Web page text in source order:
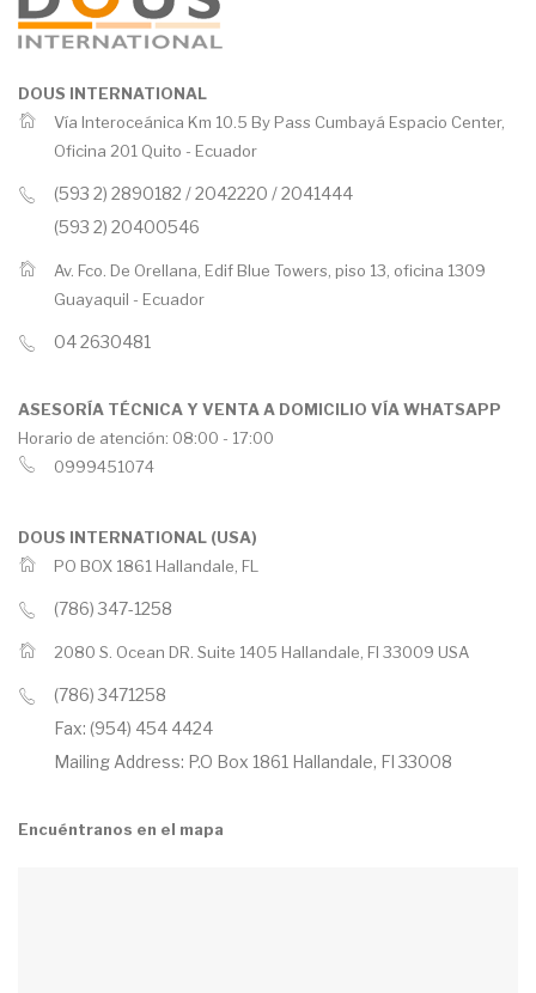
DOUS INTERNATIONAL
Vía Interoceánica Km 10.5 By Pass Cumbayá Espacio Center,
Oficina 201 Quito - Ecuador
(593 2) 2890182 / 2042220 / 2041444
(593 2) 20400546
Av. Fco. De Orellana, Edif Blue Towers, piso 13, oficina 1309
Guayaquil - Ecuador
04 2630481
ASESORÍA TÉCNICA Y VENTA A DOMICILIO VÍA WHATSAPP
Horario de atención: 08:00 - 17:00
0999451074
DOUS INTERNATIONAL (USA)
PO BOX 1861 Hallandale, FL
(786) 347-1258
2080 S. Ocean DR. Suite 1405 Hallandale, Fl 33009 USA
(786) 3471258
Fax: (954) 454 4424
Mailing Address: P.O Box 1861 Hallandale, Fl 33008
Encuéntranos en el mapa